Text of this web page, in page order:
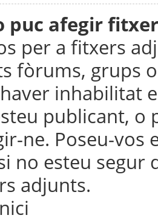
puc afegir
per a fitxers
fòrums, grups
inhabilitat
publicant,
ne. Poseu-vos
no esteu segur
adjunts.